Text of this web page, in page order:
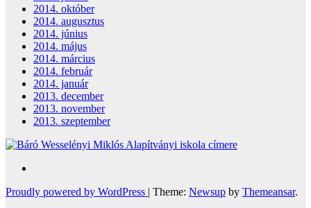
2014. október
2014. augusztus
2014. június
2014. május
2014. március
2014. február
2014. január
2013. december
2013. november
2013. szeptember
Proudly powered by WordPress | Theme: Newsup by Themeansar.